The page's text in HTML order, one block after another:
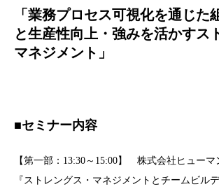
「業務プロセス可視化を通じた
と生産性向上・強みを活かすス
マネジメント」
■セミナー内容
【第一部：13:30～15:00】 株式会社ヒューマ
『ストレングス・マネジメントとチームビルデ